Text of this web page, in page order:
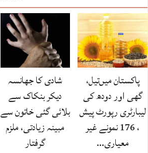
پاکستان میں‌تیل،
گھی اور دودھ کی
لیبارٹری رپورٹ پیش
، 176 نمونے غیر
معیاری…
شادی کا جھانسہ
دیکر بنکاک سے
بلائی گئی خاتون سے
مبینہ زیادتی، ملزم
گرفتار